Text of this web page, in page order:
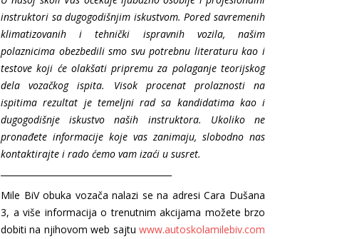
instruktori sa dugogodišnjim iskustvom. Pored savremenih
klimatizovanih i tehnički ispravnih vozila, našim
polaznicima obezbedili smo svu potrebnu literaturu kao i
testove koji će olakšati pripremu za polaganje teorijskog
dela vozačkog ispita. Visok procenat prolaznosti na
ispitima rezultat je temeljni rad sa kandidatima kao i
dugogodišnje iskustvo naših instruktora. Ukoliko ne
pronađete informacije koje vas zanimaju, slobodno nas
kontaktirajte i rado ćemo vam izaći u susret.
Mile BiV obuka vozača nalazi se na adresi Cara Dušana
3, a više informacija o trenutnim akcijama možete brzo
dobiti na njihovom web sajtu www.autoskolamilebiv.com